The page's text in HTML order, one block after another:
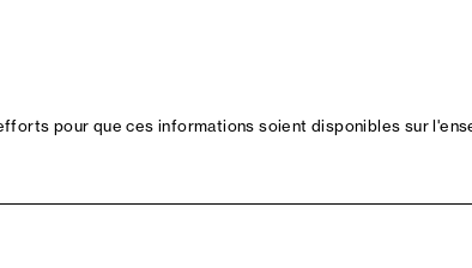
pour que ces informations soient disponibles sur